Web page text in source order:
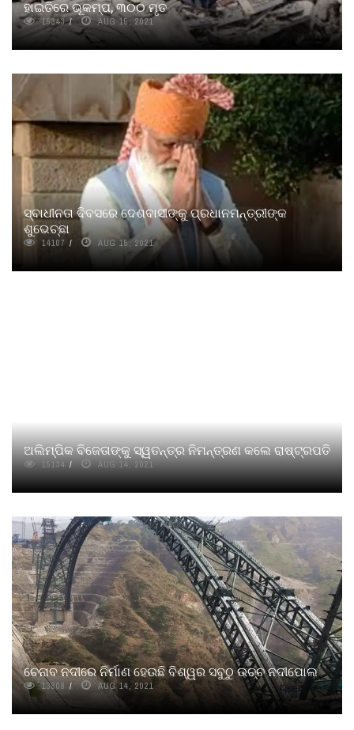
ହାଇତିରେ ଭୂକମ୍ପ, ୩୦୦ ମୃତ
15343 AUG 15, 2021
ସ୍ବାଧୀନତା ଦିବସରେ ଦେଶବାସୀଙ୍କୁ ପ୍ରଧାନମନ୍ତ୍ରୀଙ୍କ
ଶୁଭେଚ୍ଛା
14107 AUG 15, 2021
ଅଲିମ୍ପିକ ବିଜେତାଙ୍କୁ ସ୍ୱତନ୍ତ୍ର ନିମନ୍ତ୍ରଣ କଲେ ରାଷ୍ଟ୍ରପତି
15134 AUG 14, 2021
ଚେନାବ ନଦୀରେ ନିର୍ମାଣ ହେଉଛି ବିଶ୍ୱର ସବୁଠୁ ଉଚ୍ଚ ନଦୀପୋଲ
13808 AUG 14, 2021